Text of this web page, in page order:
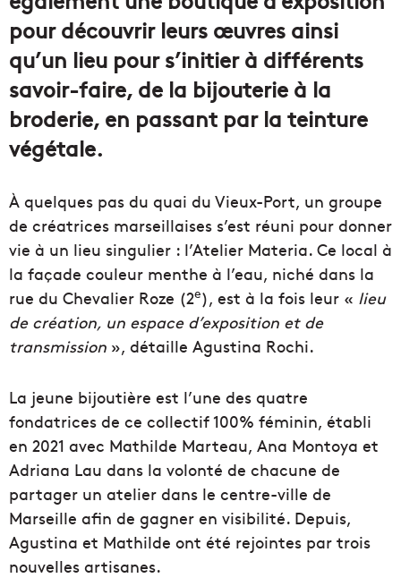
pour découvrir leurs œuvres ainsi
qu’un lieu pour s’initier à différents
savoir-faire, de la bijouterie à la
broderie, en passant par la teinture
végétale.
À quelques pas du quai du Vieux-Port, un groupe
de créatrices marseillaises s’est réuni pour donner
vie à un lieu singulier : l’Atelier Materia. Ce local à
la façade couleur menthe à l’eau, niché dans la
rue du Chevalier Roze (2e), est à la fois leur « lieu
de création, un espace d’exposition et de
transmission », détaille Agustina Rochi.
La jeune bijoutière est l’une des quatre
fondatrices de ce collectif 100% féminin, établi
en 2021 avec Mathilde Marteau, Ana Montoya et
Adriana Lau dans la volonté de chacune de
partager un atelier dans le centre-ville de
Marseille afin de gagner en visibilité. Depuis,
Agustina et Mathilde ont été rejointes par trois
nouvelles artisanes.